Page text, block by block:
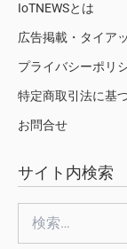
IoTNEWSとは
広告掲載・タイア
プライバシーポリ
特定商取引法に基
お問合せ
サイト内検索
索: